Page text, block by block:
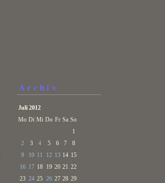
Archiv
Juli 2012
Mo Di Mi Do Fr Sa So
1
2
3 4 5 6 7
8
9
10 11 12 13 14 15
16 17 18 19 20 21 22
23 24 25 26 27 28 29